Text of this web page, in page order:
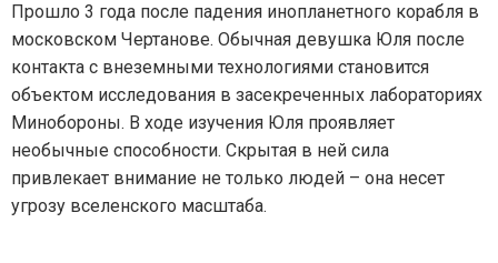
Прошло 3 года после падения инопланетного корабля в
московском Чертанове. Обычная девушка Юля после
контакта с внеземными технологиями становится
объектом исследования в засекреченных лабораториях
Минобороны. В ходе изучения Юля проявляет
необычные способности. Скрытая в ней сила
привлекает внимание не только людей – она несет
угрозу вселенского масштаба.